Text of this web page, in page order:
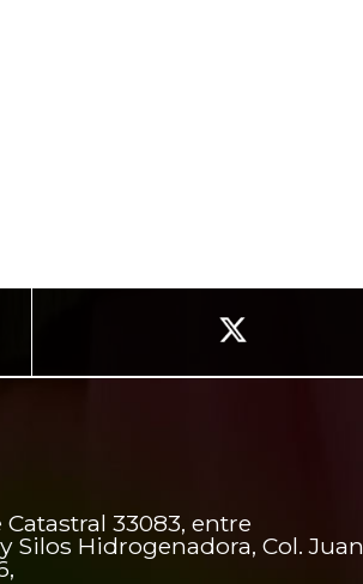
33083, entre
Silos Hidrogenadora, Col. Juan